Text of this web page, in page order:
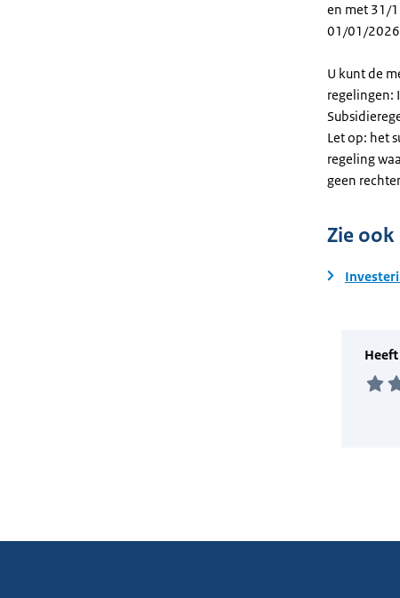
en met 31/
01/01/
U kunt de
regelingen:
Let op: het
regeling
geen
Zie ook